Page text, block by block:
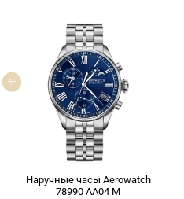
Наручные часы Aerowatch
78990 AA04 M